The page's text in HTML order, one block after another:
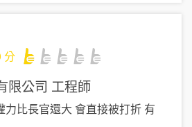
分
限公司 工程師
力比長官還大 會直接被打折 有